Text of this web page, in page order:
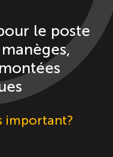
ligne
le poste
important?